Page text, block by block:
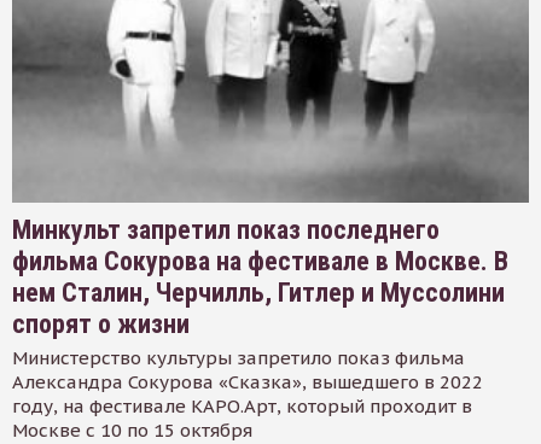
Минкульт запретил показ последнего
фильма Сокурова на фестивале в Москве. В
нем Сталин, Черчилль, Гитлер и Муссолини
спорят о жизни
Министерство культуры запретило показ фильма
Александра Сокурова «Сказка», вышедшего в 2022
году, на фестивале КАРО.Арт, который проходит в
Москве с 10 по 15 октября